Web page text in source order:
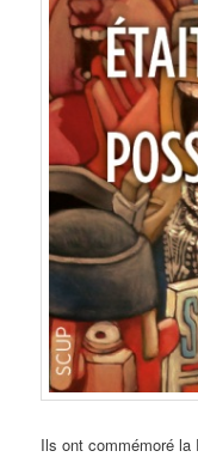
Ils ont commémoré la